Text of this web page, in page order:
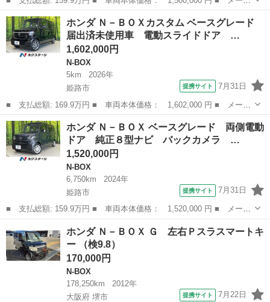
ー名： ホンダ ■ 車種名： Ｎ－ＢＯＸカスタム ■ グレード
名： ターボコーディネートスタイル 両側パワースライド 純正９
インチナビ ...
兵庫 西宮市 N-BOX
ホンダ Ｎ－ＢＯＸカスタム ベースグレード
届出済未使用車 電動スライドドア …
1,602,000円
N-BOX
5km
2026年
姫路市
提携サイト 7月31日
■ 支払総額: 169.9万円 ■ 車両本体価格： 1,602,000 円 ■ メーカ
ー名： ホンダ ■ 車種名： Ｎ－ＢＯＸカスタム ■ グレード
名： ベースグレード 届出済未使用車 電動スライドドア 衝突被
害軽減システ...
兵庫 姫路市 N-BOX
ホンダ Ｎ－ＢＯＸ ベースグレード 両側電動
ドア 純正８型ナビ バックカメラ …
1,520,000円
N-BOX
6,750km
2024年
姫路市
提携サイト 7月31日
■ 支払総額: 159.9万円 ■ 車両本体価格： 1,520,000 円 ■ メーカ
ー名： ホンダ ■ 車種名： Ｎ－ＢＯＸ ■ グレード名： ベース
グレード 両側電動ドア 純正８型ナビ バックカメラ 衝突被害軽
減システ...
N-BOX
ホンダ Ｎ－ＢＯＸ Ｇ 左右Ｐスラスマートキ
ー （検9.8）
170,000円
N-BOX
178,250km
2012年
大阪府 堺市
提携サイト 7月22日